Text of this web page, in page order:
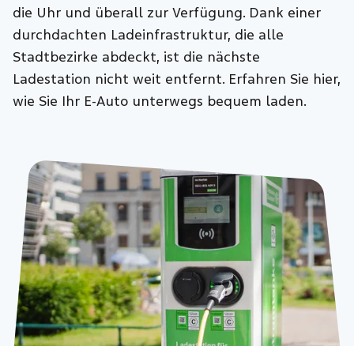
die Uhr und überall zur Verfügung. Dank einer
durchdachten Ladeinfrastruktur, die alle
Stadtbezirke abdeckt, ist die nächste
Ladestation nicht weit entfernt. Erfahren Sie hier,
wie Sie Ihr E-Auto unterwegs bequem laden.